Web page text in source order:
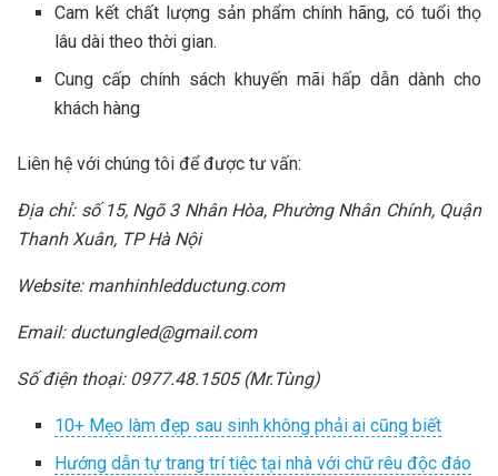
Cam kết chất lượng sản phẩm chính hãng, có tuổi thọ
lâu dài theo thời gian.
Cung cấp chính sách khuyến mãi hấp dẫn dành cho
khách hàng
Liên hệ với chúng tôi để được tư vấn:
Địa chỉ: số 15, Ngõ 3 Nhân Hòa, Phường Nhân Chính, Quận
Thanh Xuân, TP Hà Nội
Website: manhinhledductung.com
Email: ductungled@gmail.com
Số điện thoại: 0977.48.1505 (Mr.Tùng)
10+ Mẹo làm đẹp sau sinh không phải ai cũng biết
Hướng dẫn tự trang trí tiệc tại nhà với chữ rêu độc đáo